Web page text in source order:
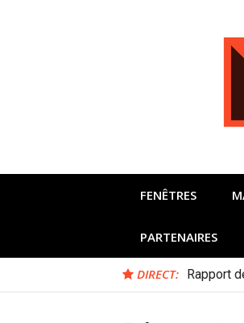
FENÊTRES
PARTENAIRES
DIRECT: Rapport